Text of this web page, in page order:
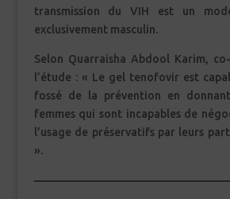
transmission du VIH est un
exclusivement masculin.
Selon Quarraisha Abdool Karim,
l’étude : « Le gel tenofovir est
fossé de la prévention en
femmes qui sont incapables de
l’usage de préservatifs par leurs
».